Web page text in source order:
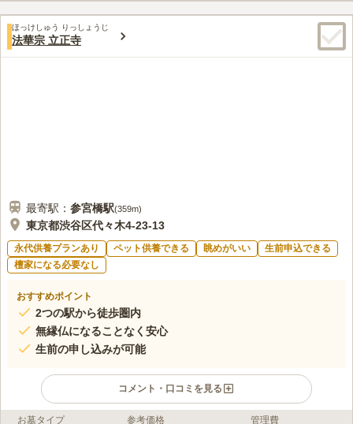
しているので、いつでも気軽にお参りができます。 新区画の樹
木葬「瑠璃」は、経営主体の興安寺が永代供養しており、お一人
様でも生前から申し込める新しい形の樹木葬です。
口コミ評価
みんなの評価
お墓には事務所もあって、お茶や冷たいお水もいただけるのでい
ほっけしゅう りっしょうじ
法華宗 立正寺
最寄駅： 参宮橋駅(359m)
東京都渋谷区代々木4-23-13
永代供養プランあり ペット供養できる 眺めがいい
生前申込できる
檀家になる必要なし
おすすめポイント
2つの駅から徒歩圏内
無縁仏になることなく安心
生前の申し込みが可能
コメント・口コミを見る
お墓タイプ 参考価格 管理費